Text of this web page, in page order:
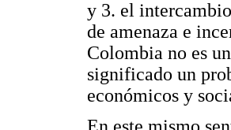
y 3. el
de amenaza e
Colombia no es
significado un
económicos y